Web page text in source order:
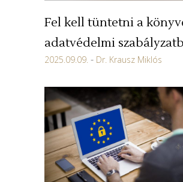
Fel kell tüntetni a
adatvédelmi
2025.09.09. Dr. Krausz Miklós